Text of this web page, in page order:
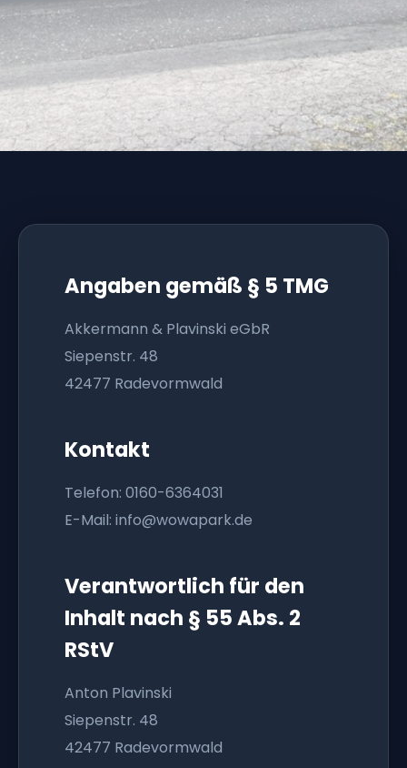
Angaben gemäß § 5 TMG
Akkermann & Plavinski eGbR
Siepenstr. 48
42477 Radevormwald
Kontakt
Telefon: 0160-6364031
E-Mail: info@wowapark.de
Verantwortlich für den
Inhalt nach § 55 Abs. 2
RStV
Anton Plavinski
Siepenstr. 48
42477 Radevormwald